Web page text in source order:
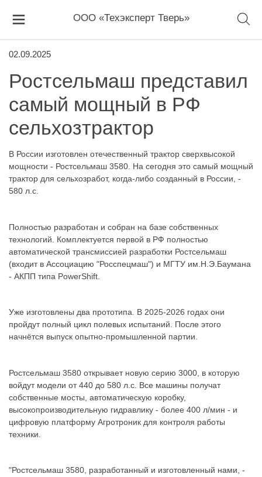
ООО «Техэксперт Тверь»
02.09.2025
Ростсельмаш представил
самый мощный в РФ
сельхозтрактор
В России изготовлен отечественный трактор сверхвысокой
мощности - Ростсельмаш 3580. На сегодня это самый мощный
трактор для сельхозработ, когда-либо созданный в России, -
580 л.с.
Полностью разработан и собран на базе собственных
технологий. Комплектуется первой в РФ полностью
автоматической трансмиссией разработки Ростсельмаш
(входит в Ассоциацию "Росспецмаш") и МГТУ им.Н.Э.Баумана
- АКПП типа PowerShift.
Уже изготовлены два прототипа. В 2025-2026 годах они
пройдут полный цикл полевых испытаний. После этого
начнётся выпуск опытно-промышленной партии.
Ростсельмаш 3580 открывает новую серию 3000, в которую
войдут модели от 440 до 580 л.с. Все машины получат
собственные мосты, автоматическую коробку,
высокопроизводительную гидравлику - более 400 л/мин - и
цифровую платформу Агротроник для контроля работы
техники.
"Ростсельмаш 3580, разработанный и изготовленный нами, -